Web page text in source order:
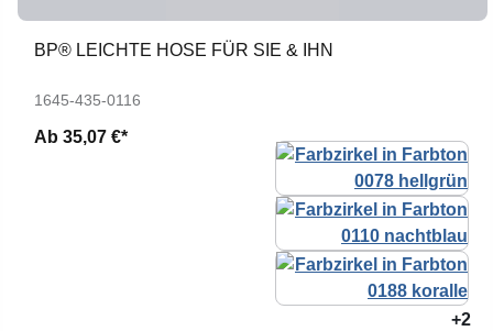
BP® LEICHTE HOSE FÜR SIE & IHN
1645-435-0116
Ab 35,07 €*
+2